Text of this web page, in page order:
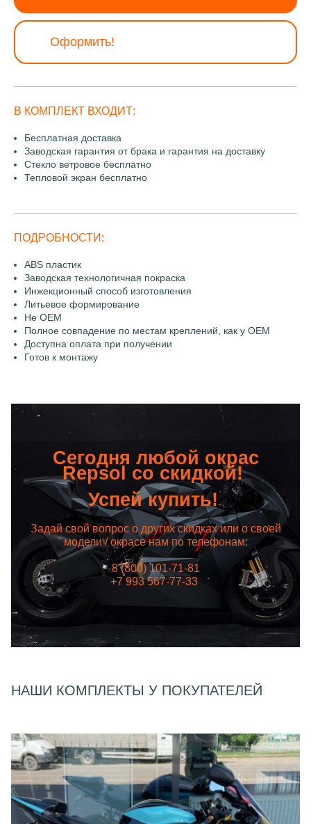
Оформить!
В КОМПЛЕКТ ВХОДИТ:
Бесплатная доставка
Заводская гарантия от брака и гарантия на доставку
Стекло ветровое бесплатно
Тепловой экран бесплатно
ПОДРОБНОСТИ:
ABS пластик
Заводская технологичная покраска
Инжекционный способ изготовления
Литьевое формирование
Не OEM
Полное совпадение по местам креплений, как у OEM
Доступна оплата при получении
Готов к монтажу
Сегодня любой окрас
Repsol со скидкой!
Успей купить!
Задай свой вопрос о других скидках или о своей
модели / окрасе нам по телефонам:
8 (800) 101-71-81
+7 993 567-77-33
НАШИ КОМПЛЕКТЫ У ПОКУПАТЕЛЕЙ